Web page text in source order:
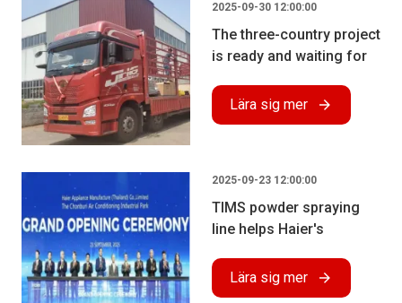
2025-09-30 12:00:00
The three-country project
is ready and waiting for
Lära sig mer
2025-09-23 12:00:00
TIMS powder spraying
line helps Haier's
Factory, the largest air
conditioning production
Lära sig mer